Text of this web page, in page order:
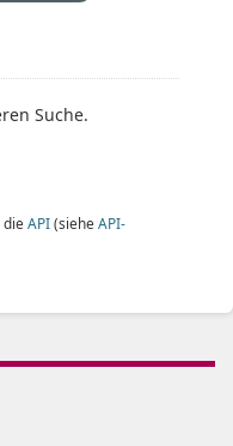
Suche.
die API(siehe API-